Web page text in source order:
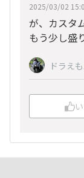
2025/03/02
が、カスタ
もう少し盛
ドラえ